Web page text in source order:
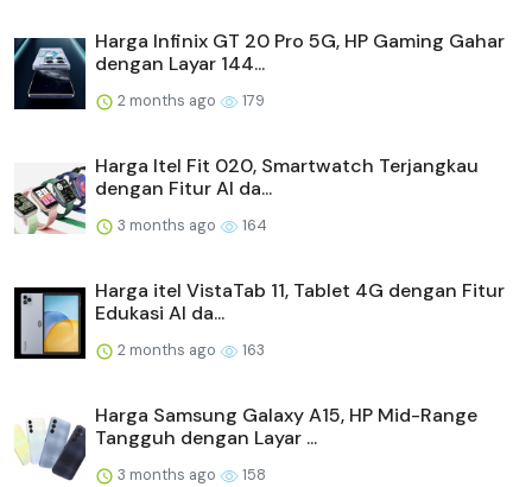
Harga Infinix GT 20 Pro 5G, HP Gaming Gahar
dengan Layar 144...
2 months ago 179
Harga Itel Fit 020, Smartwatch Terjangkau
dengan Fitur AI da...
3 months ago 164
Harga itel VistaTab 11, Tablet 4G dengan Fitur
Edukasi AI da...
2 months ago 163
Harga Samsung Galaxy A15, HP Mid-Range
Tangguh dengan Layar ...
3 months ago 158